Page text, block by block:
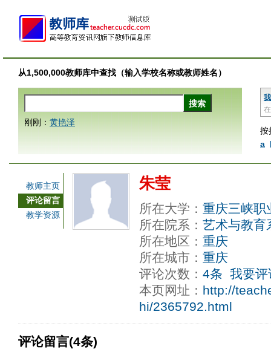
从1,500,000教师库中查找（输入学校名称或教师姓名）
按
a
刚刚： 黄艳泽
教师主页
评论留言
教学资源
朱莹
所在大学： 重庆三峡职
所在院系： 艺术与教育
所在地区： 重庆
所在城市： 重庆
评论次数： 4条 我要评
本页网址： http://
hi/2365792.html
评论留言(4条)